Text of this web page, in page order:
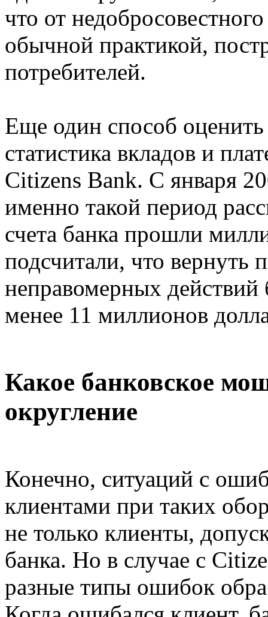
что от
обычной практикой,
потребителей.
Еще один способ
статистика вкладов и
Citizens Bank. С января
именно такой период
счета банка прошли
подсчитали, что вернуть
неправомерных
менее 11 миллионов
Какое банковское
округление
Конечно, ситуаций с
клиентами при таких
не только клиенты,
банка. Но в случае с
разные типы ошибок